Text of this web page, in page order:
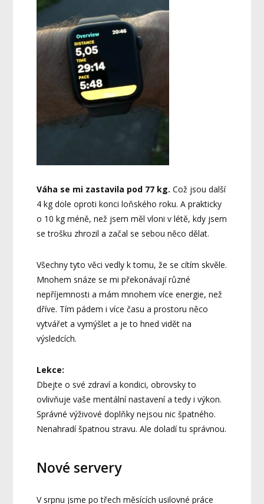
Váha se mi zastavila pod 77 kg. Což jsou další
4 kg dole oproti konci loňského roku. A prakticky
o 10 kg méně, než jsem měl vloni v létě, kdy jsem
se trošku zhrozil a začal se sebou něco dělat.
Všechny tyto věci vedly k tomu, že se cítím skvěle.
Mnohem snáze se mi překonávají různé
nepříjemnosti a mám mnohem více energie, než
dříve. Tím pádem i více času a prostoru něco
vytvářet a vymýšlet a je to hned vidět na
výsledcích.
Lekce:
Dbejte o své zdraví a kondici, obrovsky to
ovlivňuje vaše mentální nastavení a tedy i výkon.
Správné výživové doplňky nejsou nic špatného.
Nenahradí špatnou stravu. Ale doladí tu správnou.
Nové servery
V srpnu jsme po třech měsících usilovné práce